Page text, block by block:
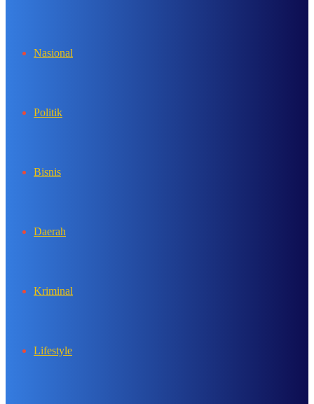
Nasional
Politik
Bisnis
Daerah
Kriminal
Lifestyle